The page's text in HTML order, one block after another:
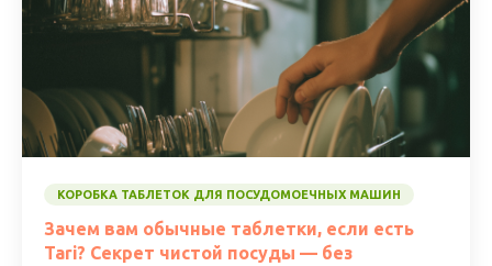
КОРОБКА ТАБЛЕТОК ДЛЯ ПОСУДОМОЕЧНЫХ МАШИН
Зачем вам обычные таблетки, если есть
Tari? Секрет чистой посуды — без